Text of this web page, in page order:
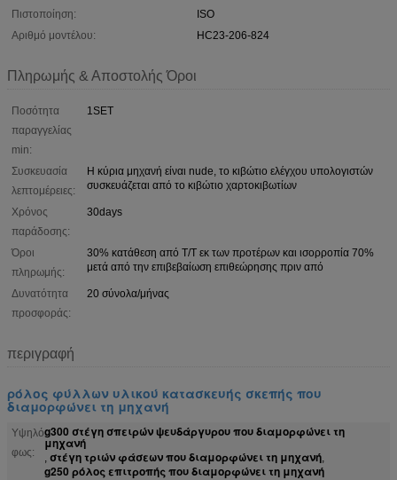
Πιστοποίηση:
ISO
Αριθμό μοντέλου:
HC23-206-824
Πληρωμής & Αποστολής Όροι
Ποσότητα
παραγγελίας
min:
1SET
Συσκευασία
λεπτομέρειες:
Η κύρια μηχανή είναι nude, το κιβώτιο ελέγχου υπολογιστών
συσκευάζεται από το κιβώτιο χαρτοκιβωτίων
Χρόνος
παράδοσης:
30days
Όροι
πληρωμής:
30% κατάθεση από T/T εκ των προτέρων και ισορροπία 70%
μετά από την επιβεβαίωση επιθεώρησης πριν από
Δυνατότητα
προσφοράς:
20 σύνολα/μήνας
περιγραφή
ρόλος φύλλων υλικού κατασκευής σκεπής που
διαμορφώνει τη μηχανή
Υψηλό
φως:
g300 στέγη σπειρών ψευδάργυρου που διαμορφώνει τη
μηχανή
, στέγη τριών φάσεων που διαμορφώνει τη μηχανή,
g250 ρόλος επιτροπής που διαμορφώνει τη μηχανή